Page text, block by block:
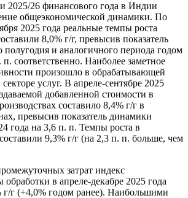
2025/26 финансового года в Индии
общеэкономической динамики. По
2025 года реальные темпы роста
8,0% г/г, превысив показатель
полугодия и аналогичного периода годом
соответственно. Наиболее заметное
произошло в обрабатывающей
услуг. В апреле-сентябре 2025
добавленной стоимости в
составило 8,4% г/г в
превысив показатель динамики
года на 3,6 п. п. Темпы роста в
9,3% г/г (на 2,3 п. п. больше, чем
затрат индекс
обработки в апреле-декабре 2025 года
г/г (+4,0% годом ранее). Наибольшими